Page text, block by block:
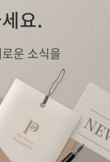
요.
운 소식을